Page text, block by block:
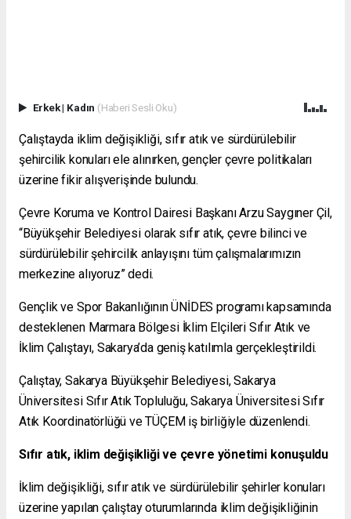
Erkek| Kadın (Haberi Sesli Oku)
Çalıştayda iklim değişikliği, sıfır atık ve sürdürülebilir
şehircilik konuları ele alınırken, gençler çevre politikaları
üzerine fikir alışverişinde bulundu.
Çevre Koruma ve Kontrol Dairesi Başkanı Arzu Saygıner Çil,
“Büyükşehir Belediyesi olarak sıfır atık, çevre bilinci ve
sürdürülebilir şehircilik anlayışını tüm çalışmalarımızın
merkezine alıyoruz” dedi.
Gençlik ve Spor Bakanlığının ÜNİDES programı kapsamında
desteklenen Marmara Bölgesi İklim Elçileri Sıfır Atık ve
İklim Çalıştayı, Sakarya’da geniş katılımla gerçekleştirildi.
Çalıştay, Sakarya Büyükşehir Belediyesi, Sakarya
Üniversitesi Sıfır Atık Topluluğu, Sakarya Üniversitesi Sıfır
Atık Koordinatörlüğü ve TÜÇEM iş birliğiyle düzenlendi.
Sıfır atık, iklim değişikliği ve çevre yönetimi konuşuldu
İklim değişikliği, sıfır atık ve sürdürülebilir şehirler konuları
üzerine yapılan çalıştay oturumlarında iklim değişikliğinin